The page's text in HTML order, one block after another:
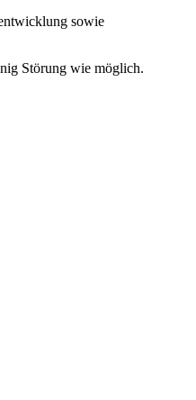
sowie
Störung wie möglich.